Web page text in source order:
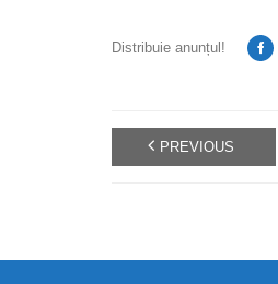
Distribuie anunțul!
PREVIOUS